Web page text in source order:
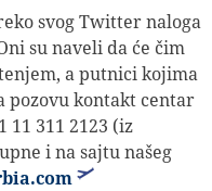
svog Twitter naloga
su naveli da će čim
a putnici kojima
pozovu kontakt centar
11 311 2123 (iz
i na sajtu našeg